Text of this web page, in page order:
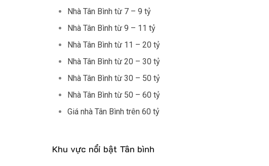
Nhà Tân Bình từ 7 – 9 tỷ
Nhà Tân Bình từ 9 – 11 tỷ
Nhà Tân Bình từ 11 – 20 tỷ
Nhà Tân Bình từ 20 – 30 tỷ
Nhà Tân Bình từ 30 – 50 tỷ
Nhà Tân Bình từ 50 – 60 tỷ
Giá nhà Tân Bình trên 60 tỷ
Khu vực nổi bật Tân bình